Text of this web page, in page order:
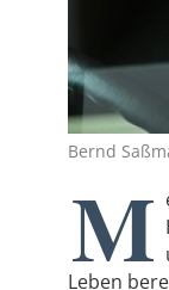
Bernd
M
Leben